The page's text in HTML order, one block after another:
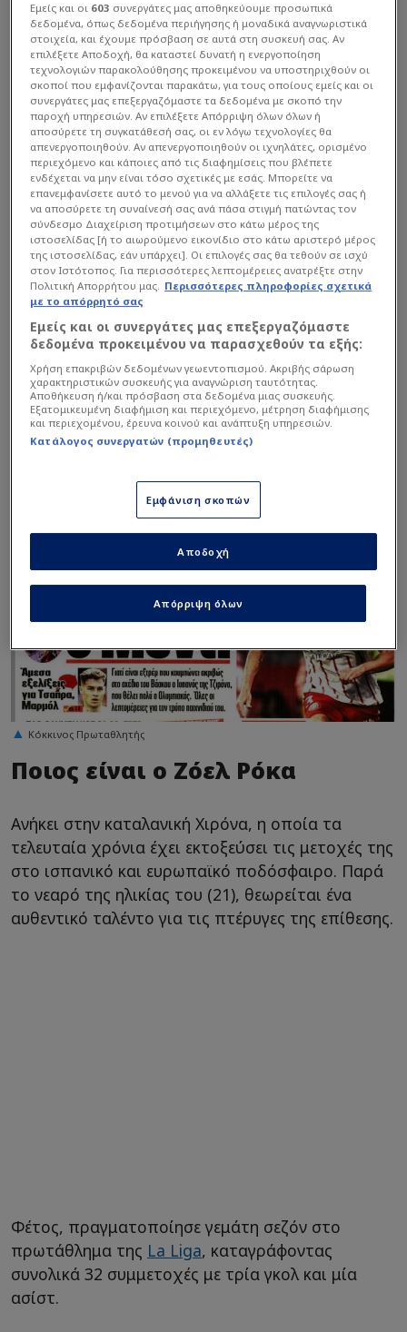
Ο Βάσκος τεχνικός των «ερυθρολεύκων» είναι
γνωστό ότι αρέσκεται στο να δουλεύει με παίκτες
που διαθέτουν συγκεκριμένα χαρακτηριστικά, και
ο Ρόκα ταιριάζει σε αυτό το προφίλ.
Διαβάστε επίσης...
Ολυμπιακός: Τρία
"κανόνια" στα υπ’ όψιν για
την επίθεση του Θρύλου
Χάνεται οριστικά για
Ολυμπιακό ο Ουνάι Λόπεθ!
Κόκκινος Πρωταθλητής
Ποιος είναι ο Ζόελ Ρόκα
Ανήκει στην καταλανική Χιρόνα, η οποία τα
τελευταία χρόνια έχει εκτοξεύσει τις μετοχές της
στο ισπανικό και ευρωπαϊκό ποδόσφαιρο. Παρά
το νεαρό της ηλικίας του (21), θεωρείται ένα
αυθεντικό ταλέντο για τις πτέρυγες της επίθεσης.
Φέτος, πραγματοποίησε γεμάτη σεζόν στο
πρωτάθλημα της La Liga, καταγράφοντας
συνολικά 32 συμμετοχές με τρία γκολ και μία
ασίστ.
Εμείς και οι 603 συνεργάτες μας αποθηκεύουμε προσωπικά
δεδομένα, όπως δεδομένα περιήγησης ή μοναδικά αναγνωριστικά
στοιχεία, και έχουμε πρόσβαση σε αυτά στη συσκευή σας. Αν
επιλέξετε Αποδοχή, θα καταστεί δυνατή η ενεργοποίηση
τεχνολογιών παρακολούθησης προκειμένου να υποστηριχθούν οι
σκοποί που εμφανίζονται παρακάτω, για τους οποίους εμείς και οι
συνεργάτες μας επεξεργαζόμαστε τα δεδομένα με σκοπό την
παροχή υπηρεσιών. Αν επιλέξετε Απόρριψη όλων όλων ή
αποσύρετε τη συγκατάθεσή σας, οι εν λόγω τεχνολογίες θα
απενεργοποιηθούν. Αν απενεργοποιηθούν οι ιχνηλάτες, ορισμένο
περιεχόμενο και κάποιες από τις διαφημίσεις που βλέπετε
ενδέχεται να μην είναι τόσο σχετικές με εσάς. Μπορείτε να
επανεμφανίσετε αυτό το μενού για να αλλάξετε τις επιλογές σας ή
να αποσύρετε τη συναίνεσή σας ανά πάσα στιγμή πατώντας τον
σύνδεσμο Διαχείριση προτιμήσεων στο κάτω μέρος της
ιστοσελίδας [ή το αιωρούμενο εικονίδιο στο κάτω αριστερό μέρος
της ιστοσελίδας, εάν υπάρχει]. Οι επιλογές σας θα τεθούν σε ισχύ
στον Ιστότοπος. Για περισσότερες λεπτομέρειες ανατρέξτε στην
Πολιτική Απορρήτου μας. Περισσότερες πληροφορίες σχετικά
με το απόρρητό σας
Εμείς και οι συνεργάτες μας επεξεργαζόμαστε
δεδομένα προκειμένου να παρασχεθούν τα εξής:
Χρήση επακριβών δεδομένων γεωεντοπισμού. Ακριβής σάρωση
χαρακτηριστικών συσκευής για αναγνώριση ταυτότητας.
Αποθήκευση ή/και πρόσβαση στα δεδομένα μιας συσκευής.
Εξατομικευμένη διαφήμιση και περιεχόμενο, μέτρηση διαφήμισης
και περιεχομένου, έρευνα κοινού και ανάπτυξη υπηρεσιών.
Κατάλογος συνεργατών (προμηθευτές)
Εμφάνιση σκοπών
Απόρριψη όλων
Αποδοχή